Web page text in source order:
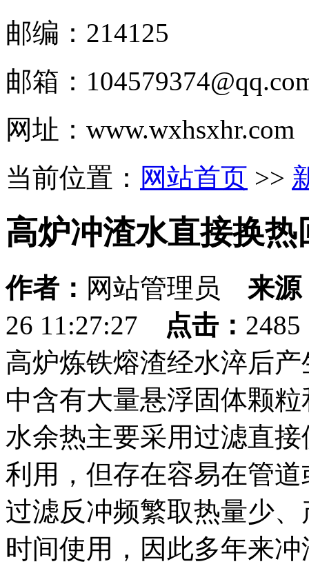
邮编：214125
邮箱：
网址：www.wxhsxhr.com
当前位置： 网站首页 >>
高炉冲渣水直接换
作者： 网站管理员 来源
26 11:27:27
点击：
高炉炼铁熔渣经水淬后
中含有大量悬浮固体颗
水余热主要采用过滤直
利用，但存在容易在管
过滤反冲频繁取热量少
时间使用，因此多年来